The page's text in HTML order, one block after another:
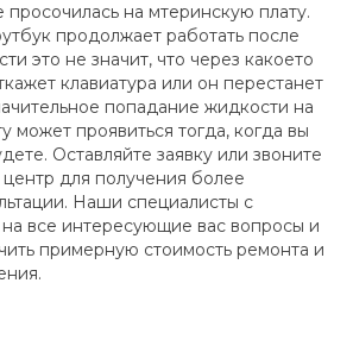
просочилась на мтеринскую плату.
продолжает работать после
это не значит, что через какоето
клавиатура или он перестанет
попадание жидкости на
может проявиться тогда, когда вы
Оставляйте заявку или звоните
для получения более
Наши специалисты с
на все интересующие вас вопросы и
примерную стоимость ремонта и